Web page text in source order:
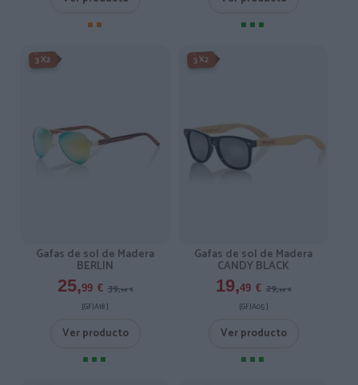
-3X2%
3X2
Gafas de sol de Madera
BERLIN
25,99 € 39,99 €
[GFJA18 ]
Ver producto
-3X2%
3X2
Gafas de sol de Madera
CANDY BLACK
19,49 € 29,99 €
[GFJA05 ]
Ver producto